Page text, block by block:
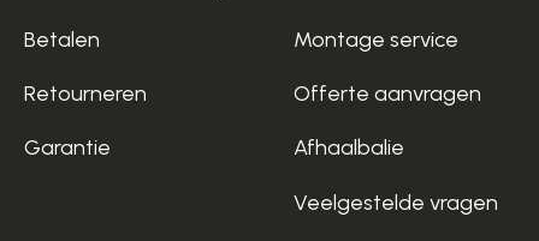
Betalen
Retourneren
Garantie
Montage service
Offerte aanvragen
Afhaalbalie
Veelgestelde vragen